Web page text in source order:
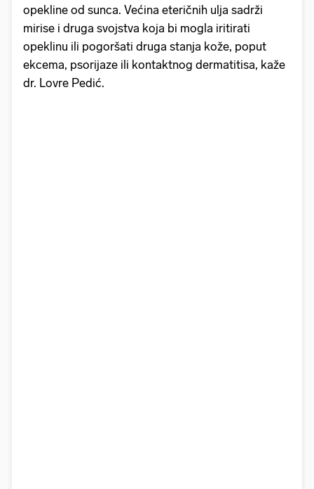
opekline od sunca. Većina eteričnih ulja sadrži
mirise i druga svojstva koja bi mogla iritirati
opeklinu ili pogoršati druga stanja kože, poput
ekcema, psorijaze ili kontaktnog dermatitisa, kaže
dr. Lovre Pedić.